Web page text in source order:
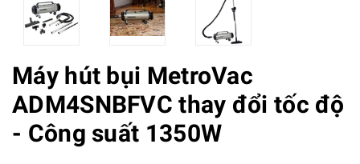
Máy hút bụi MetroVac
ADM4SNBFVC thay đổi tốc độ
- Công suất 1350W